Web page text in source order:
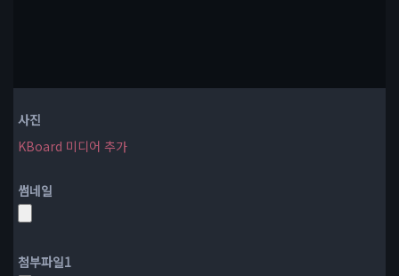
사진
KBoard 미디어 추가
썸네일
첨부파일1